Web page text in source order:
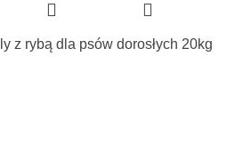
z rybą dla psów dorosłych 20kg